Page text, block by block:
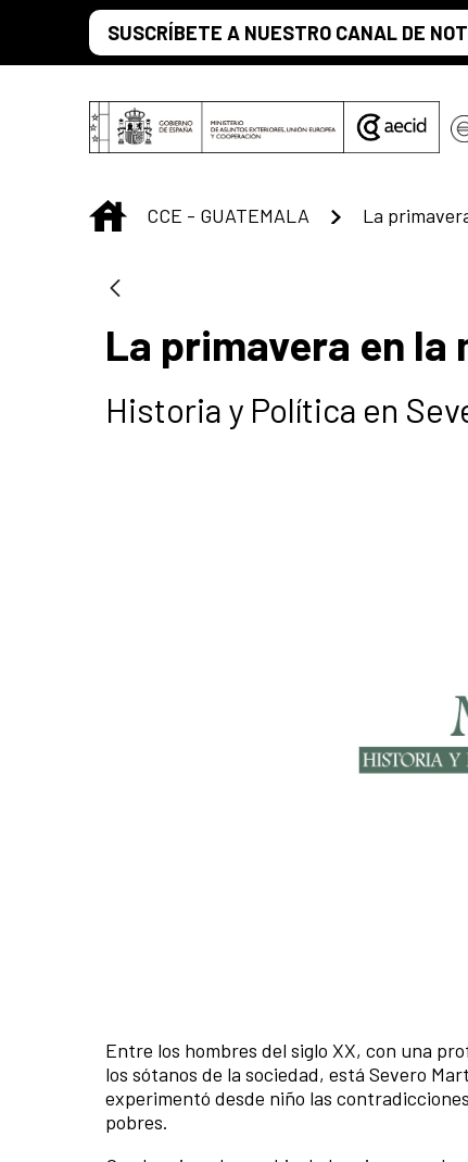
Saltar al contenido principal
SUSCRÍBETE A NUESTRO CANAL DE
INICIO
CCE - GUATEMALA La
La primavera en la
Historia y Política en
Entre los hombres del siglo XX, con una
los sótanos de la sociedad, está Severo
experimentó desde niño las
pobres.